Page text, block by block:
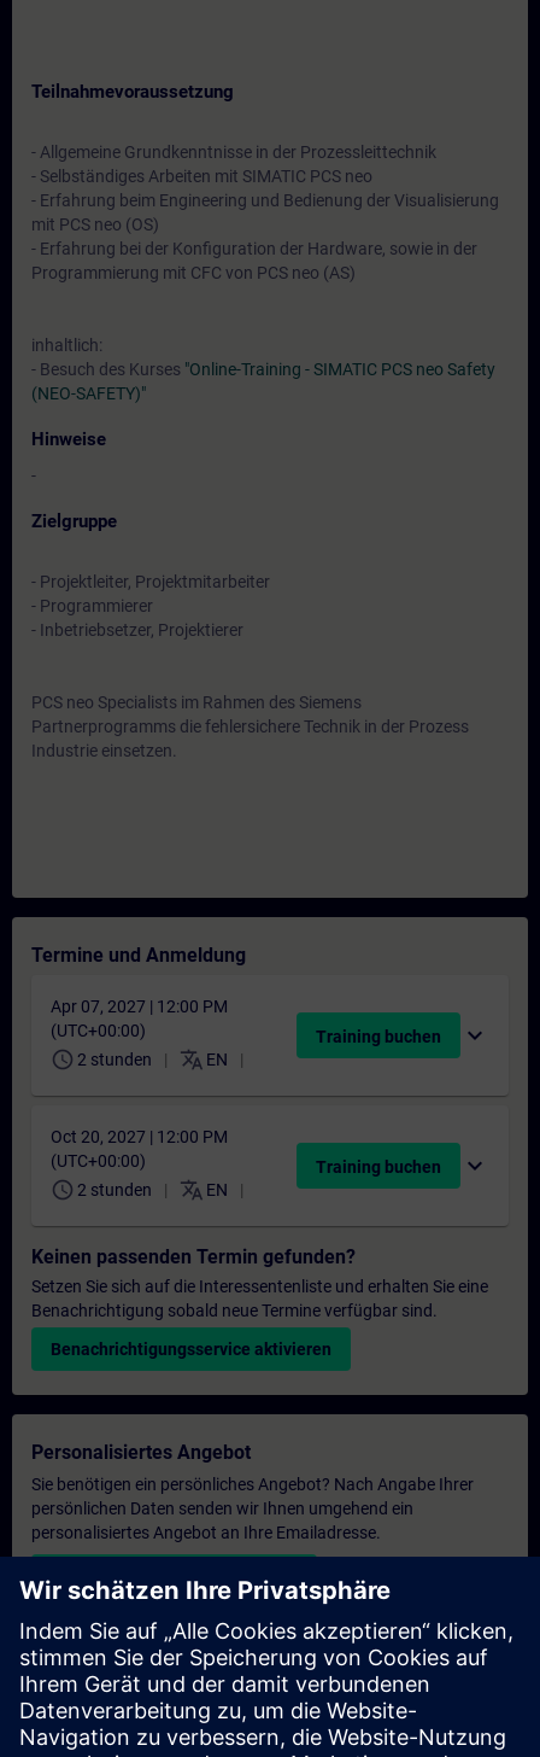
Teilnahmevoraussetzung
- Allgemeine Grundkenntnisse in der Prozessleittechnik
- Selbständiges Arbeiten mit SIMATIC PCS neo
- Erfahrung beim Engineering und Bedienung der Visualisierung
mit PCS neo (OS)
- Erfahrung bei der Konfiguration der Hardware, sowie in der
Programmierung mit CFC von PCS neo (AS)
inhaltlich:
- Besuch des Kurses "Online-Training - SIMATIC PCS neo Safety
(NEO-SAFETY)"
Hinweise
-
Zielgruppe
- Projektleiter, Projektmitarbeiter
- Programmierer
- Inbetriebsetzer, Projektierer
PCS neo Specialists im Rahmen des Siemens
Partnerprogramms die fehlersichere Technik in der Prozess
Industrie einsetzen.
Termine und Anmeldung
Apr 07, 2027 | 12:00 PM
(UTC+00:00)
schedule 2 stunden translate EN
Training buchen expand_more
Oct 20, 2027 | 12:00 PM
(UTC+00:00)
schedule 2 stunden translate EN
Training buchen expand_more
Keinen passenden Termin gefunden?
Setzen Sie sich auf die Interessentenliste und erhalten Sie eine
Benachrichtigung sobald neue Termine verfügbar sind.
Benachrichtigungsservice aktivieren
Personalisiertes Angebot
Sie benötigen ein persönliches Angebot? Nach Angabe Ihrer
persönlichen Daten senden wir Ihnen umgehend ein
personalisiertes Angebot an Ihre Emailadresse.
Persönliches Angebot zusenden
Anfrage Exklusivtraining
Haben Sie Bedarf an einem höheren Schulungsangebot und
brauchen ein exklusives Training – entweder vor Ort bei Ihnen,